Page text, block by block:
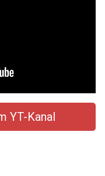
YT-Kanal